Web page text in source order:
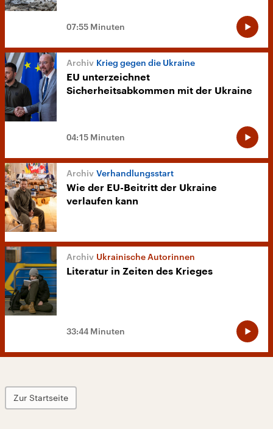
07:55 Minuten
Krieg gegen die Ukraine
EU unterzeichnet
Sicherheitsabkommen mit der Ukraine
04:15 Minuten
Verhandlungsstart
Wie der EU-Beitritt der Ukraine
verlaufen kann
Ukrainische Autorinnen
Literatur in Zeiten des Krieges
33:44 Minuten
Zur Startseite